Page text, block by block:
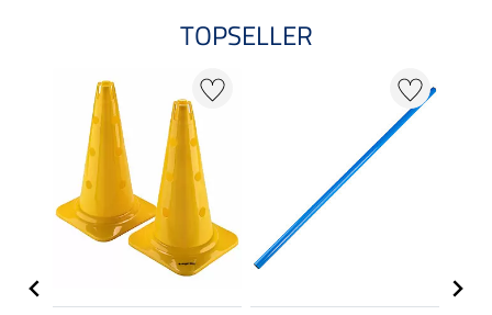
TOPSELLER